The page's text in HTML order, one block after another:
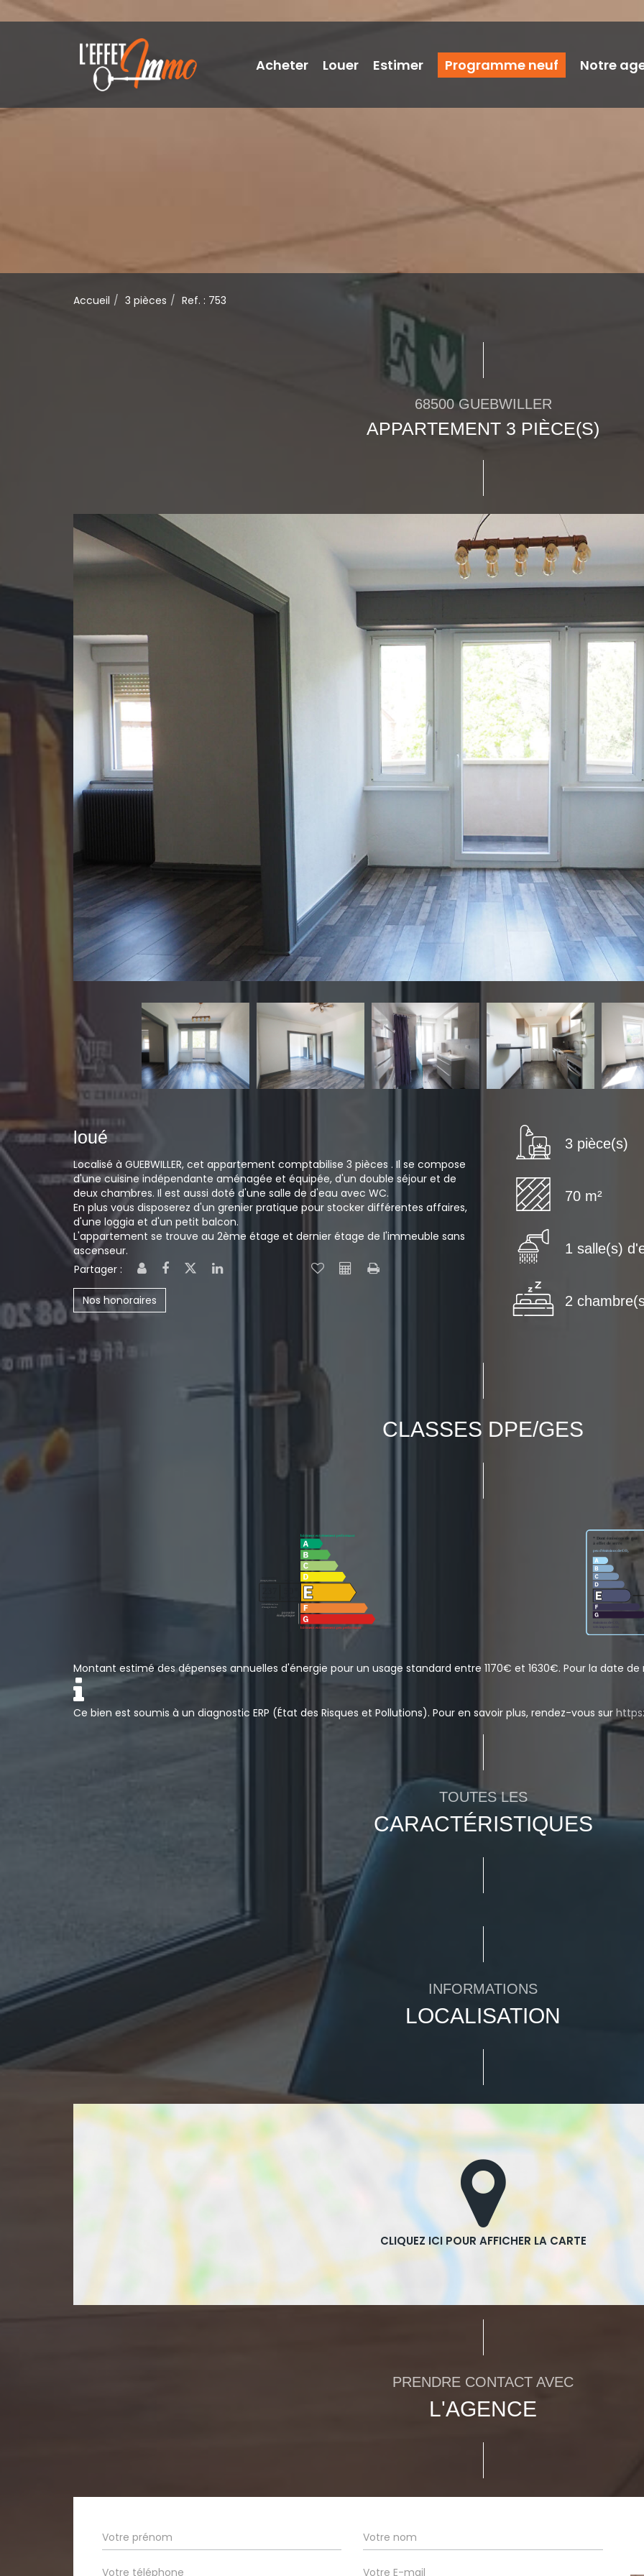
Acheter Louer Estimer Programme neuf Notre
Accueil 3 pièces Ref. : 753
68500 GUEBWILLER
APPARTEMENT 3 PIÈCE(S)
loué
Localisé à GUEBWILLER, cet appartement comptabilise 3 pièces . Il se compose
d'une cuisine indépendante aménagée et équipée, d'un double séjour et de
deux chambres. Il est aussi doté d'une salle de d'eau avec WC.
En plus vous disposerez d'un grenier pratique pour stocker différentes affaires,
d'une loggia et d'un petit balcon.
L'appartement se trouve au 2ème étage et dernier étage de l'immeuble sans
ascenseur.
Partager :
Nos honoraires
3 pièce(s)
70 m²
1 salle(s)
2
CLASSES DPE/GES
Montant estimé des dépenses annuelles d'énergie pour un usage standard entre 1170€ et 1630€. Pour la date de
Ce bien est soumis à un diagnostic ERP (État des Risques et Pollutions). Pour en savoir plus, rendez-vous sur
TOUTES LES
CARACTÉRISTIQUES
INFORMATIONS
LOCALISATION
PRENDRE CONTACT AVEC
L'AGENCE